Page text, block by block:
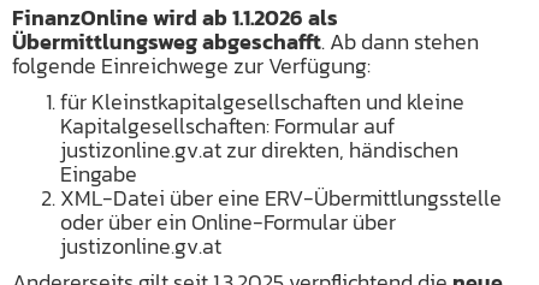
FinanzOnline wird ab 1.1.2026 als
Übermittlungsweg abgeschafft. Ab dann stehen
folgende Einreichwege zur Verfügung:
für Kleinstkapitalgesellschaften und kleine
Kapitalgesellschaften: Formular auf
justizonline.gv.at zur direkten, händischen
Eingabe
XML-Datei über eine ERV-Übermittlungsstelle
oder über ein Online-Formular über
justizonline.gv.at